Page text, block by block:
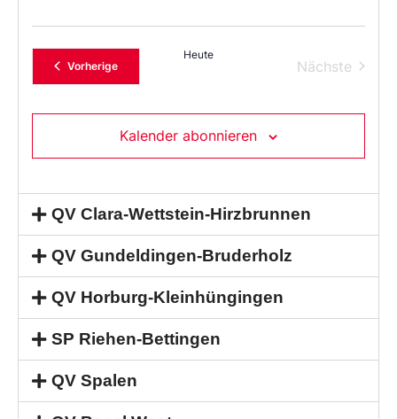
VorherigeVeranstaltungen
Heute
Nächste
Kalender abonnieren
QV Clara-Wettstein-Hirzbrunnen
QV Gundeldingen-Bruderholz
QV Horburg-Kleinhüngingen
SP Riehen-Bettingen
QV Spalen